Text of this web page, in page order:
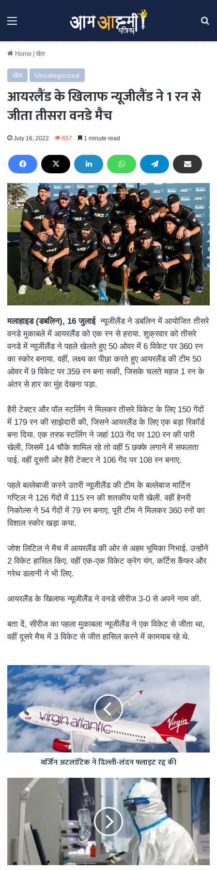
Menu
Home खेल
खेल Uncategorized
आयरलैंड के खिलाफ न्यूजीलैंड ने 1 रन से
जीता तीसरा वनडे मैच
July 16, 2022 657 1 minute read
मलाहाइड (डबलिन), 16जुलाईन्यूजीलैंड ने डबलिन में आयोजित तीसरे
वनडे मुकाबले में आयरलैंड को एक रन से हराया. शुक्रवार को तीसरे
वनडे में न्यूजीलैंड ने पहले खेलते हुए 50 ओवर में 6 विकेट पर 360 रन
का स्कोर बनाया. वहीं, लक्ष्य का पीछा करते हुए आयरलैंड की टीम 50
ओवर में 9 विकेट पर 359 रन बना सकी, जिसके चलते महज 1 रन के
अंतर से हार का मुंह देखना पड़ा.
हैरी टेक्टर और पॉल स्टर्लिग ने मिलकर तीसरे विकेट के लिए 150 गेंदों
में 179 रन की साझेदारी की, जिसने आयरलैंड के लिए एक बड़ा रिकॉर्ड
बना दिया. एक तरफ स्टर्लिग ने जहां 103 गेंद पर 120 रन की पारी
खेली, जिसमें 14 चौके शामिल रहे तो वहीं 5 छक्के लगाने में सफलता
पाई. वहीं दूसरी ओर हैरी टेक्टर ने 106 गेंद पर 108 रन बनाए.
पहले बल्लेबाजी करने उतरी न्यूजीलैंड की टीम के बल्लेबाज मार्टिन
गप्टिल ने 126 गेंदों में 115 रन की शतकीय पारी खेली. वहीं हेनरी
निकोल्स ने 54 गेंदों में 79 रन बनाए. पूरी टीम ने मिलकर 360 रनों का
विशाल स्कोर खड़ा कया.
जोश लिटिल ने मैच में आयरलैंड की ओर से अहम भूमिका निभाई. उन्होंने
2 विकेट हासिल किए. वहीं एक-एक विकेट क्रेग यंग, कर्टिस कैंफर और
गरेथ डलानी ने भी लिए.
आयरलैंड के खिलाफ न्यूजीलैंड ने वनडे सीरीज 3-0 से अपने नाम की.
बता दें, सीरीज का पहला मुकाबला न्यूजीलैंड ने एक विकेट से जीता था,
वहीं दूसरे मैच में 3 विकेट से जीत हासिल करने में कामयाब रहे थे.
वर्जिन
अटलांटिक
ने
दिल्ली-
फ्लाइट
रद्द
की
वर्जिन अटलांटिक ने दिल्ली-लंदन फ्लाइट रद्द की
कोविड
9,241
मामले